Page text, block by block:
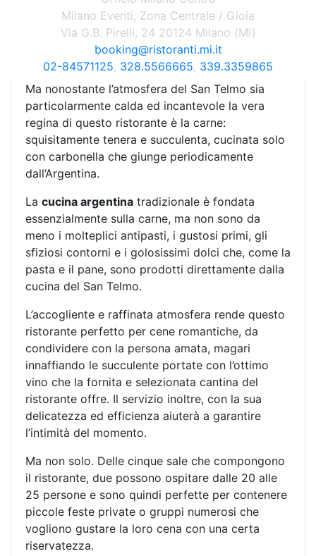
Entrando non potrete non subire il fascino dei
mattoncini a vista, delicatamente illuminati da
luci soffuse, e delle numerose bottiglie che fanno
bella mostra di sé proprio all’ingresso.
Ma nonostante l’atmosfera del San Telmo sia
particolarmente calda ed incantevole la vera
regina di questo ristorante è la carne:
squisitamente tenera e succulenta, cucinata solo
con carbonella che giunge periodicamente
dall’Argentina.
La cucina argentina tradizionale è fondata
essenzialmente sulla carne, ma non sono da
meno i molteplici antipasti, i gustosi primi, gli
sfiziosi contorni e i golosissimi dolci che, come la
pasta e il pane, sono prodotti direttamente dalla
cucina del San Telmo.
L’accogliente e raffinata atmosfera rende questo
ristorante perfetto per cene romantiche, da
condividere con la persona amata, magari
innaffiando le succulente portate con l’ottimo
vino che la fornita e selezionata cantina del
ristorante offre. Il servizio inoltre, con la sua
delicatezza ed efficienza aiuterà a garantire
l’intimità del momento.
Ma non solo. Delle cinque sale che compongono
il ristorante, due possono ospitare dalle 20 alle
25 persone e sono quindi perfette per contenere
piccole feste private o gruppi numerosi che
vogliono gustare la loro cena con una certa
riservatezza.
Milano Eventi, Zona Centrale / Gioia
Via G.B. Pirelli, 24 20124 Milano (Mi)
booking@ristoranti.mi.it
02-84571125, 328.5566665, 339.3359865